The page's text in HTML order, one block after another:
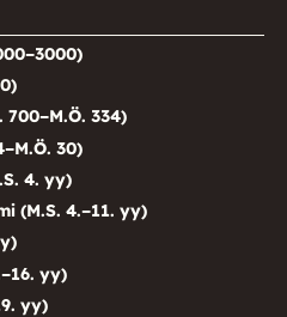
700–M.Ö. 334)
30)
4. yy)
(M.S. 4.–11. yy)
yy)
yy)